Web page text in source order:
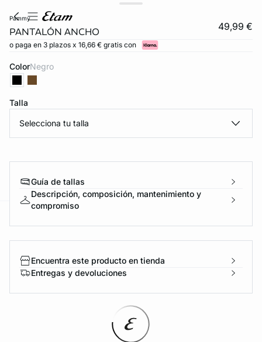
pammy
PANTALÓN ANCHO 49,99 €
o paga en 3 plazos x 16,66 € gratis con
Color negro
Talla
Selecciona tu talla
Guía de tallas
Descripción, composición, mantenimiento y
compromiso
Encuentra este producto en tienda
Entregas y devoluciones